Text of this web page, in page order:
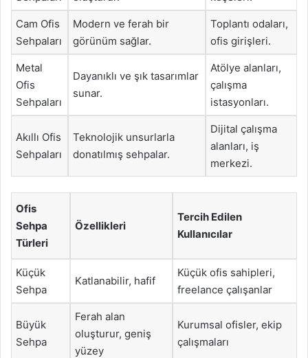
Cam Ofis
Sehpaları
Modern ve ferah bir
görünüm sağlar.
Toplantı odaları,
ofis girişleri.
Metal
Ofis
Sehpaları
Dayanıklı ve şık tasarımlar
sunar.
Atölye alanları,
çalışma
istasyonları.
Akıllı Ofis
Sehpaları
Teknolojik unsurlarla
donatılmış sehpalar.
Dijital çalışma
alanları, iş
merkezi.
Ofis
Sehpa
Türleri
Özellikleri
Tercih Edilen
Kullanıcılar
Küçük
Sehpa
Katlanabilir, hafif
Küçük ofis sahipleri,
freelance çalışanlar
Büyük
Sehpa
Ferah alan
oluşturur, geniş
yüzey
Kurumsal ofisler, ekip
çalışmaları